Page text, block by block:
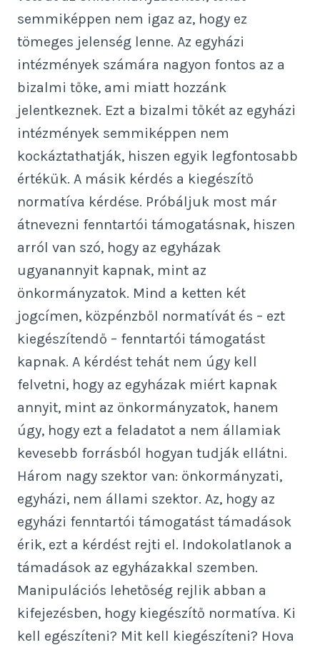
semmiképpen nem igaz az, hogy ez
tömeges jelenség lenne. Az egyházi
intézmények számára nagyon fontos az a
bizalmi tőke, ami miatt hozzánk
jelentkeznek. Ezt a bizalmi tőkét az egyházi
intézmények semmiképpen nem
kockáztathatják, hiszen egyik legfontosabb
értékük. A másik kérdés a kiegészítő
normatíva kérdése. Próbáljuk most már
átnevezni fenntartói támogatásnak, hiszen
arról van szó, hogy az egyházak
ugyanannyit kapnak, mint az
önkormányzatok. Mind a ketten két
jogcímen, közpénzből normatívát és – ezt
kiegészítendő – fenntartói támogatást
kapnak. A kérdést tehát nem úgy kell
felvetni, hogy az egyházak miért kapnak
annyit, mint az önkormányzatok, hanem
úgy, hogy ezt a feladatot a nem államiak
kevesebb forrásból hogyan tudják ellátni.
Három nagy szektor van: önkormányzati,
egyházi, nem állami szektor. Az, hogy az
egyházi fenntartói támogatást támadások
érik, ezt a kérdést rejti el. Indokolatlanok a
támadások az egyházakkal szemben.
Manipulációs lehetőség rejlik abban a
kifejezésben, hogy kiegészítő normatíva. Ki
kell egészíteni? Mit kell kiegészíteni? Hova